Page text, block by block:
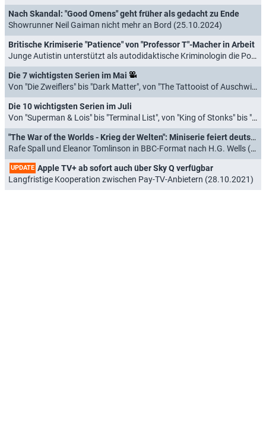
Nach Skandal: "Good Omens" geht früher als gedacht zu Ende
Showrunner Neil Gaiman nicht mehr an Bord (25.10.2024)
Britische Krimiserie "Patience" von "Professor T"-Macher in Arbeit
Junge Autistin unterstützt als autodidaktische Kriminologin die Polizei (20.06.2024)
Die 7 wichtigsten Serien im Mai
Von "Die Zweiflers" bis "Dark Matter", von "The Tattooist of Auschwitz" bis "Eric" (30.04.2024)
Die 10 wichtigsten Serien im Juli
Von "Superman & Lois" bis "Terminal List", von "King of Stonks" bis "Resident Evil" (30.06.2022)
"The War of the Worlds - Krieg der Welten": Miniserie feiert deutsche TV-Premiere
Rafe Spall und Eleanor Tomlinson in BBC-Format nach H.G. Wells (22.02.2022)
UPDATE Apple TV+ ab sofort auch über Sky Q verfügbar
Langfristige Kooperation zwischen Pay-TV-Anbietern (28.10.2021)